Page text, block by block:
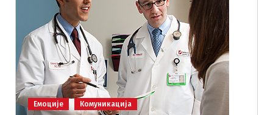
Емоције Комуникација